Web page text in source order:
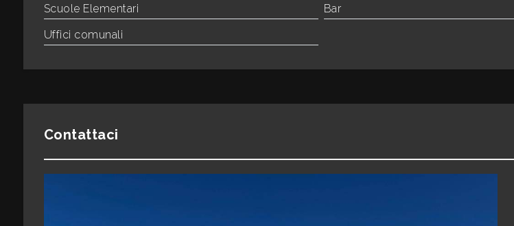
Scuole Elementari
Bar
Uffici comunali
Contattaci
Bagni
minimi
Qualsiasi